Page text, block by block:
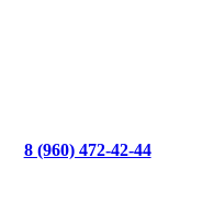
8 (960) 472-42-44